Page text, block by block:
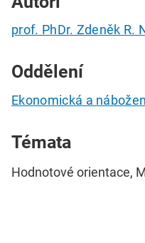
prof. PhDr. Zdeněk R.
Oddělení
Ekonomická a
Témata
Hodnotové orientace,